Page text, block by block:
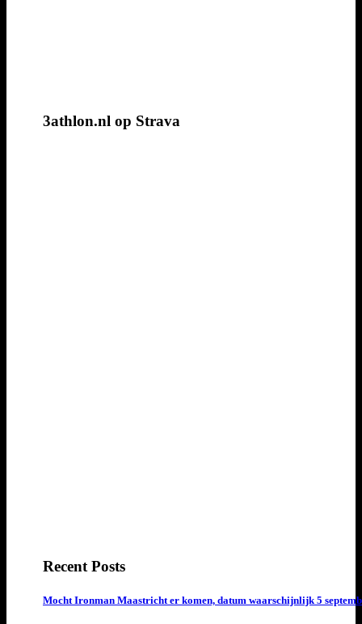
3athlon.nl op Strava
Recent Posts
Mocht Ironman Maastricht er komen, datum waarschijnlijk 5